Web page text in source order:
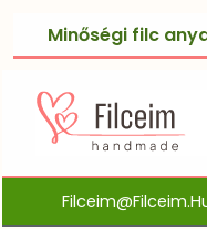
to
content
Minőségi filc